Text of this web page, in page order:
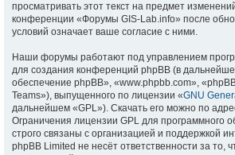
просматривать этот текст на предмет
конференции «Форумы GIS-Lab.info» после
условий означает ваше согласие с ними.
Наши форумы работают под управлением
для создания конференций phpBB (в
обеспечение phpBB», «www.phpbb.com»,
Teams»), выпущенного по лицензии «GNU
дальнейшем «GPL»). Скачать его можно по
Ограничения лицензии GPL для программного
строго связаны с организацией и поддержкой
phpBB Limited не несёт ответственности за то,